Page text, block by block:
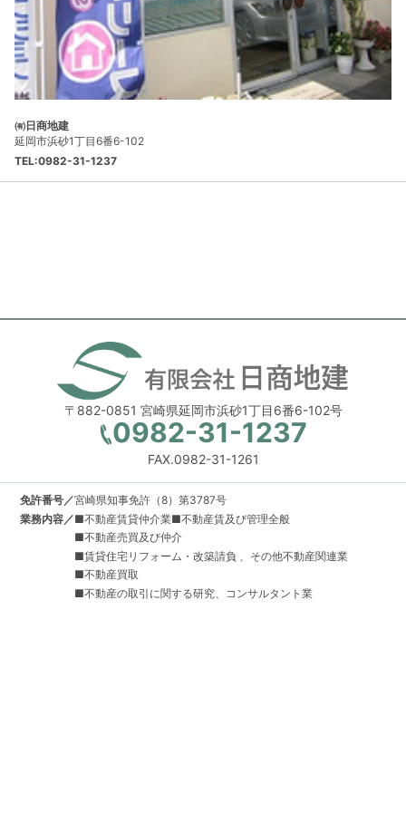
㈲日商地建
延岡市浜砂1丁目6番6-102
TEL:0982-31-1237
〒882-0851 宮崎県延岡市浜砂1丁目6番6-102号
0982-31-1237
FAX.0982-31-1261
免許番号／宮崎県知事免許（8）第3787号
業務内容／■不動産賃貸仲介業■不動産賃及び管理全般
■不動産売買及び仲介
■賃貸住宅リフォーム・改築請負 、その他不動産関連業
■不動産買取
■不動産の取引に関する研究、コンサルタント業